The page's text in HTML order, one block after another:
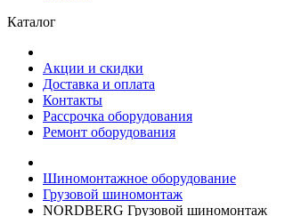
Каталог
Акции и скидки
Доставка и оплата
Контакты
Рассрочка оборудования
Ремонт оборудования
Шиномонтажное оборудование
Грузовой шиномонтаж
NORDBERG Грузовой шиномонтаж